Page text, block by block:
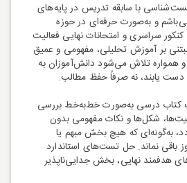
با سابقه تدریس در پایه‌های
و به‌صورت حرفه‌ای در حوزه
سراسری و امتحانات نهایی فعالیت
بر آموزش تحلیلی، مفهومی و عمیق
تلاش می‌شود دانش‌آموزان به
یابند، نه صرفاً حفظ مطالب.
کتاب درسی به‌صورت خط‌به‌خط بررسی
شکل‌ها و نکات مفهومی بدون
به‌گونه‌ای که هیچ بخش مبهم یا
باقی نماند. حل تست‌های استاندارد
هدفمند نهایی، بخش جدایی‌ناپذیر